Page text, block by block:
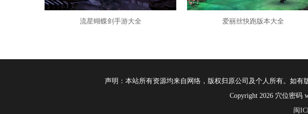
流星蝴蝶剑手游大全 爱丽丝快跑版本大全
声明：本站所有资源均来自网络，版权归原公司及个人所有。如有
Copyright 2026 穴位密码
闽